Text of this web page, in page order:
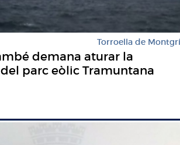
Torroella de Montgrí
demana aturar la
parc eòlic Tramuntana